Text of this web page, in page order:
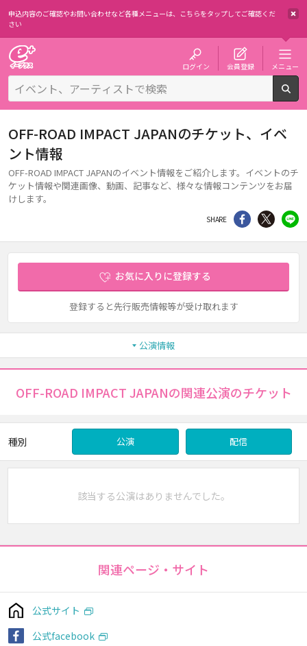
申込内容のご確認やお問い合わせなど各種メニューは、 こちらをタップしてご確認くだ
さい
ログイン 会員登録 メニュー
OFF-ROAD IMPACT JAPANのチケット、イベ
ント情報
OFF-ROAD IMPACT JAPANのイベント情報をご紹介します。イベントのチ
ケット情報や関連画像、動画、記事など、様々な情報コンテンツをお届
けします。
SHARE シェア Twitter
お気に入りに登録する
登録すると先行販売情報等が受け取れます
公演情報
OFF-ROAD IMPACT JAPANの関連公演のチケット
種別 公演 配信
該当する公演はありませんでした。
関連ページ・サイト
公式サイト
公式facebook